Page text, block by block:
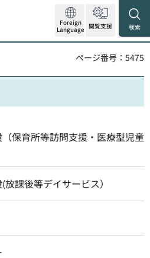
Foreign
Language 閲覧支援 検索
ページ番号：5475
保育所等訪問支援・医療型児童
課後等デイサービス）